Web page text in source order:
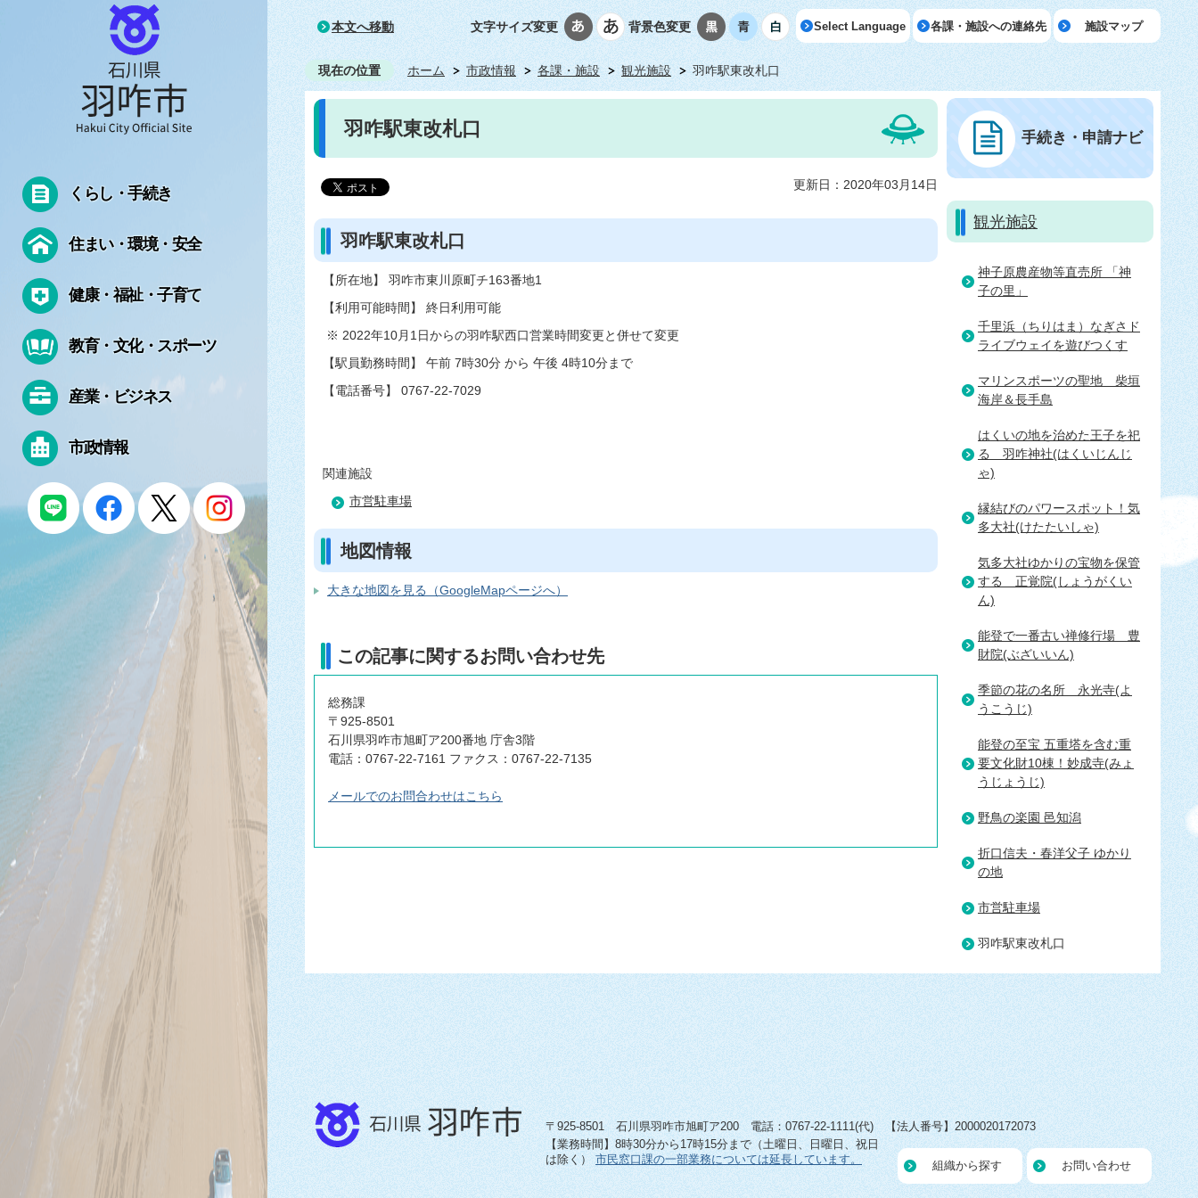
本文へ移動
くらし・手続き
住まい・環境・安全
健康・福祉・子育て
教育・文化・スポーツ
産業・ビジネス
市政情報
文字サイズ変更 背景色変更 Select Language 各課・施設への連絡先 施設マップ
現在の位置 ホーム 市政情報 各課・施設 観光施設 羽咋駅東改札口
羽咋駅東改札口
更新日：2020年03月14日
羽咋駅東改札口
【所在地】 羽咋市東川原町チ163番地1
【利用可能時間】 終日利用可能
※ 2022年10月1日からの羽咋駅西口営業時間変更と併せて変更
【駅員勤務時間】 午前 7時30分 から 午後 4時10分まで
【電話番号】 0767-22-7029
関連施設
市営駐車場
地図情報
大きな地図を見る（GoogleMapページへ）
この記事に関するお問い合わせ先
総務課
〒925-8501
石川県羽咋市旭町ア200番地 庁舎3階
電話：0767-22-7161 ファクス：0767-22-7135
メールでのお問合わせはこちら
手続き・申請ナビ
観光施設
神子原農産物等直売所 「神
子の里」
千里浜（ちりはま）なぎさド
ライブウェイを遊びつくす
マリンスポーツの聖地＿柴垣
海岸＆長手島
はくいの地を治めた王子を祀
る＿羽咋神社(はくいじんじ
ゃ)
縁結びのパワースポット！気
多大社(けたたいしゃ)
気多大社ゆかりの宝物を保管
する＿正覚院(しょうがくい
ん)
能登で一番古い禅修行場＿豊
財院(ぶざいいん)
季節の花の名所＿永光寺(よ
うこうじ)
能登の至宝 五重塔を含む重
要文化財10棟！妙成寺(みょ
うじょうじ)
野鳥の楽園 邑知潟
折口信夫・春洋父子 ゆかり
の地
市営駐車場
羽咋駅東改札口
〒925-8501 石川県羽咋市旭町ア200 電話：0767-22-1111(代) 【法人番号】2000020172073
【業務時間】8時30分から17時15分まで（土曜日、日曜日、祝日
は除く） 市民窓口課の一部業務については延長しています。 組織から探す お問い合わせ